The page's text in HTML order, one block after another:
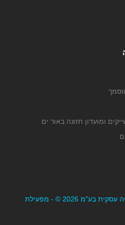
ומועדון תזונה באור ים
כל הזכויות שמורות לאבולוציה עסקית בע"מ 2026 © - מפעילת